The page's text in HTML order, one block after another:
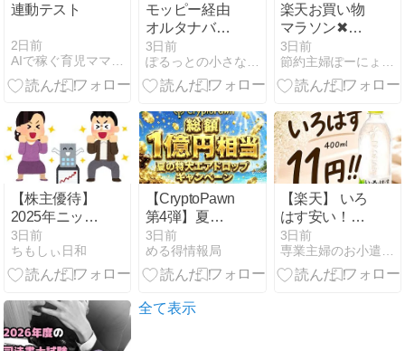
連動テスト
2日前
AIで稼ぐ育児ママの在宅起業術
モッピー経由
オルタナバン
ク口座開設で
10000P！3児
パパが投資ク
べてみた
3日前
ぽるっとの小さなことからコツコツと
楽天お買い物
マラソン✖︎お
得な8倍の
日！
3日前
節約主婦ぽーにょ の幸せブログ
【株主優待】
2025年ニップ
ン500株の優
待商品の中身
を紹介しま
3日前
ちもしぃ日和
【CryptoPawn
第4弾】夏の
特大エアドロ
キャンペーン
｜ミッショ
意点まとめ
3日前
める得情報局
【楽天】 いろ
はす安い！！
誰でも
400ml11円！
560ml20円！
3日前
専業主婦のお小遣い稼ぎはじめました。
全て表示